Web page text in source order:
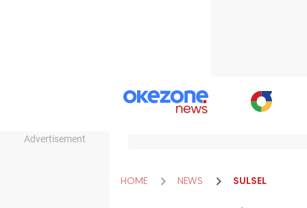
Advertisement
HOME NEWS SULSEL